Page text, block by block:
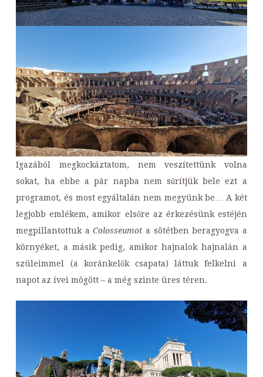
Igazából megkockáztatom, nem veszítettünk volna
sokat, ha ebbe a pár napba nem sűrítjük bele ezt a
programot, és most egyáltalán nem megyünk be… A két
legjobb emlékem, amikor elsőre az érkezésünk estéjén
megpillantottuk aColosseumot a sötétben beragyogva a
környéket, a másik pedig, amikor hajnalok hajnalán a
szüleimmel (a koránkelők csapata) láttuk felkelni a
napot az ívei mögött – a még szinte üres téren.